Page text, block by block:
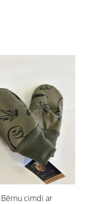
Bērnu cimdi ar